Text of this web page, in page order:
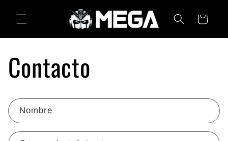
directamente
al contenido
Carrito
Contacto
F
o
r
Nombre